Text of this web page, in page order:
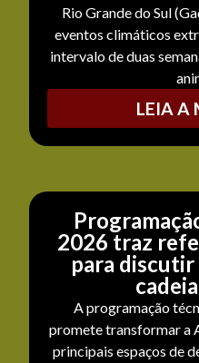
Rio Grande do Sul
eventos climáticos
intervalo de duas
LEIA A
2026 traz
para discutir
A programação
promete transformar a
principais espaços de